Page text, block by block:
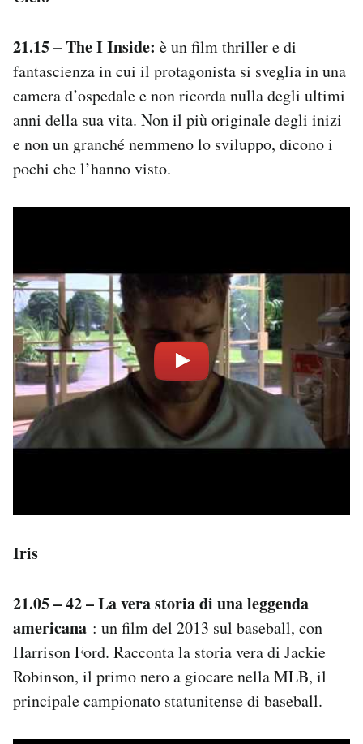
21.15 – The I Inside: è un film thriller e di
fantascienza in cui il protagonista si sveglia in una
camera d’ospedale e non ricorda nulla degli ultimi
anni della sua vita. Non il più originale degli inizi
e non un granché nemmeno lo sviluppo, dicono i
pochi che l’hanno visto.
Iris
21.05 – 42 – La vera storia di una leggenda
americana : un film del 2013 sul baseball, con
Harrison Ford. Racconta la storia vera di Jackie
Robinson, il primo nero a giocare nella MLB, il
principale campionato statunitense di baseball.